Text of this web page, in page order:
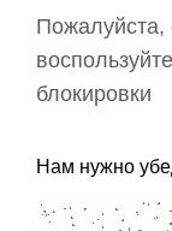
Пожалуйста,
блокировки
Нам нужно